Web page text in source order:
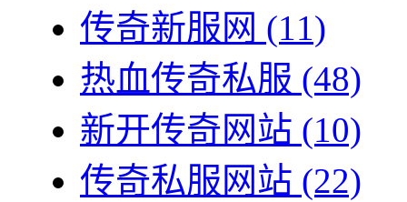
传奇新服网 (11)
热血传奇私服 (48)
新开传奇网站 (10)
传奇私服网站 (22)